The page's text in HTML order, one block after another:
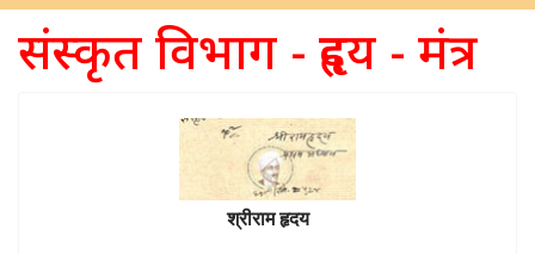
संस्कृत विभाग - हृदय - मंत्र
श्रीराम हृदय